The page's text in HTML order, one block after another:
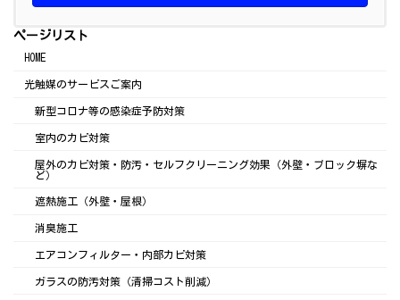
ページリスト
HOME
光触媒のサービスご案内
新型コロナ等の感染症予防対策
室内のカビ対策
屋外のカビ対策・防汚・セルフクリーニング効果（外壁・ブロック塀な
ど）
遮熱施工（外壁・屋根）
消臭施工
エアコンフィルター・内部カビ対策
ガラスの防汚対策（清掃コスト削減）